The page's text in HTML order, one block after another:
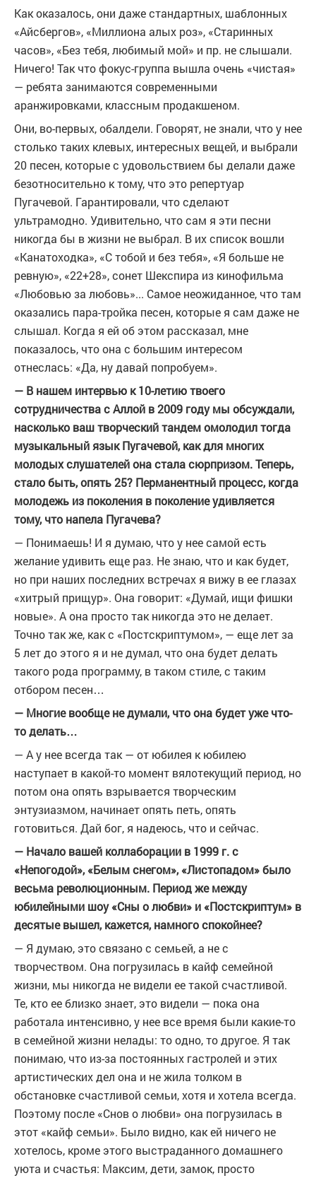
Как оказалось, они даже стандартных, шаблонных
«Айсбергов», «Миллиона алых роз», «Старинных
часов», «Без тебя, любимый мой» и пр. не слышали.
Ничего! Так что фокус-группа вышла очень «чистая»
— ребята занимаются современными
аранжировками, классным продакшеном.
Они, во-первых, обалдели. Говорят, не знали, что у нее
столько таких клевых, интересных вещей, и выбрали
20 песен, которые с удовольствием бы делали даже
безотносительно к тому, что это репертуар
Пугачевой. Гарантировали, что сделают
ультрамодно. Удивительно, что сам я эти песни
никогда бы в жизни не выбрал. В их список вошли
«Канатоходка», «С тобой и без тебя», «Я больше не
ревную», «22+28», сонет Шекспира из кинофильма
«Любовью за любовь»... Самое неожиданное, что там
оказались пара-тройка песен, которые я сам даже не
слышал. Когда я ей об этом рассказал, мне
показалось, что она с большим интересом
отнеслась: «Да, ну давай попробуем».
— В нашем интервью к 10-летию твоего
сотрудничества с Аллой в 2009 году мы обсуждали,
насколько ваш творческий тандем омолодил тогда
музыкальный язык Пугачевой, как для многих
молодых слушателей она стала сюрпризом. Теперь,
стало быть, опять 25? Перманентный процесс, когда
молодежь из поколения в поколение удивляется
тому, что напела Пугачева?
— Понимаешь! И я думаю, что у нее самой есть
желание удивить еще раз. Не знаю, что и как будет,
но при наших последних встречах я вижу в ее глазах
«хитрый прищур». Она говорит: «Думай, ищи фишки
новые». А она просто так никогда это не делает.
Точно так же, как с «Постскриптумом», — еще лет за
5 лет до этого я и не думал, что она будет делать
такого рода программу, в таком стиле, с таким
отбором песен…
— Многие вообще не думали, что она будет уже что-
то делать…
— А у нее всегда так — от юбилея к юбилею
наступает в какой-то момент вялотекущий период, но
потом она опять взрывается творческим
энтузиазмом, начинает опять петь, опять
готовиться. Дай бог, я надеюсь, что и сейчас.
— Начало вашей коллаборации в 1999 г. с
«Непогодой», «Белым снегом», «Листопадом» было
весьма революционным. Период же между
юбилейными шоу «Сны о любви» и «Постскриптум» в
десятые вышел, кажется, намного спокойнее?
— Я думаю, это связано с семьей, а не с
творчеством. Она погрузилась в кайф семейной
жизни, мы никогда не видели ее такой счастливой.
Те, кто ее близко знает, это видели — пока она
работала интенсивно, у нее все время были какие-то
в семейной жизни нелады: то одно, то другое. Я так
понимаю, что из-за постоянных гастролей и этих
артистических дел она и не жила толком в
обстановке счастливой семьи, хотя и хотела всегда.
Поэтому после «Снов о любви» она погрузилась в
этот «кайф семьи». Было видно, как ей ничего не
хотелось, кроме этого выстраданного домашнего
уюта и счастья: Максим, дети, замок, просто